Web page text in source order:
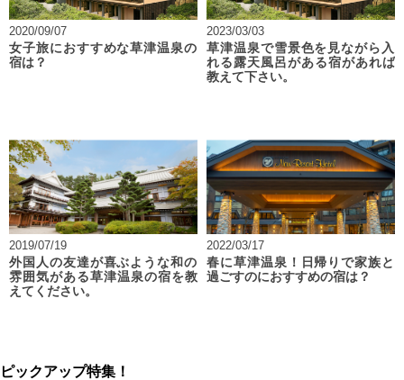
2020/09/07
女子旅におすすめな草津温泉の
宿は？
2023/03/03
草津温泉で雪景色を見ながら入
れる露天風呂がある宿があれば
教えて下さい。
2019/07/19
外国人の友達が喜ぶような和の
雰囲気がある草津温泉の宿を教
えてください。
2022/03/17
春に草津温泉！日帰りで家族と
過ごすのにおすすめの宿は？
ピックアップ特集！